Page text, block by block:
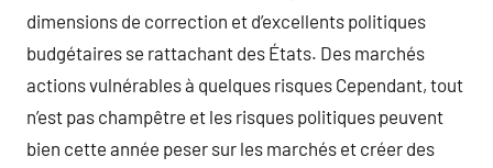
dimensions de correction et d’excellents politiques
budgétaires se rattachant des États. Des marchés
actions vulnérables à quelques risques Cependant, tout
n’est pas champêtre et les risques politiques peuvent
bien cette année peser sur les marchés et créer des